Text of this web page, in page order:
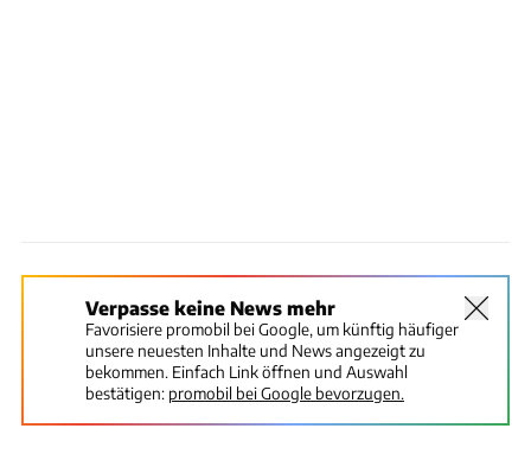
Verpasse keine News mehr
Favorisiere promobil bei Google, um künftig häufiger
unsere neuesten Inhalte und News angezeigt zu
bekommen. Einfach Link öffnen und Auswahl
bestätigen: promobil bei Google bevorzugen.